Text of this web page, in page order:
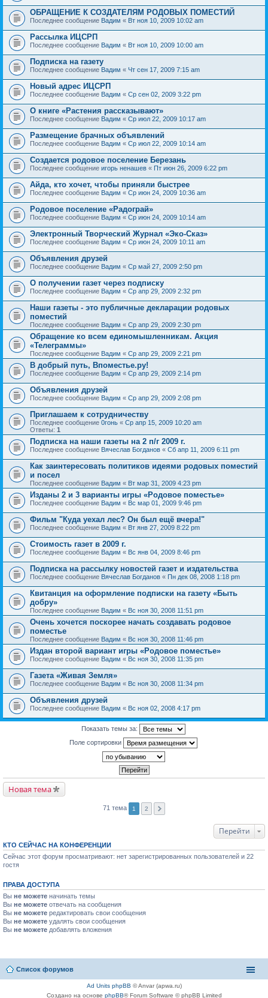
ОБРАЩЕНИЕ К СОЗДАТЕЛЯМ РОДОВЫХ ПОМЕСТИЙ
Последнее сообщение Вадим « Вт ноя 10, 2009 10:02 am
Рассылка ИЦСРП
Последнее сообщение Вадим « Вт ноя 10, 2009 10:00 am
Подписка на газету
Последнее сообщение Вадим « Чт сен 17, 2009 7:15 am
Новый адрес ИЦСРП
Последнее сообщение Вадим « Ср сен 02, 2009 3:22 pm
О книге «Растения рассказывают»
Последнее сообщение Вадим « Ср июл 22, 2009 10:17 am
Размещение брачных объявлений
Последнее сообщение Вадим « Ср июл 22, 2009 10:14 am
Создается родовое поселение Березань
Последнее сообщение игорь ненашев « Пт июн 26, 2009 6:22 pm
Айда, кто хочет, чтобы приняли быстрее
Последнее сообщение Вадим « Ср июн 24, 2009 10:36 am
Родовое поселение «Радограй»
Последнее сообщение Вадим « Ср июн 24, 2009 10:14 am
Электронный Творческий Журнал «Эко-Сказ»
Последнее сообщение Вадим « Ср июн 24, 2009 10:11 am
Объявления друзей
Последнее сообщение Вадим « Ср май 27, 2009 2:50 pm
О получении газет через подписку
Последнее сообщение Вадим « Ср апр 29, 2009 2:32 pm
Наши газеты - это публичные декларации родовых
поместий
Последнее сообщение Вадим « Ср апр 29, 2009 2:30 pm
Обращение ко всем единомышленникам. Акция
«Телеграммы»
Последнее сообщение Вадим « Ср апр 29, 2009 2:21 pm
В добрый путь, Впоместье.ру!
Последнее сообщение Вадим « Ср апр 29, 2009 2:14 pm
Объявления друзей
Последнее сообщение Вадим « Ср апр 29, 2009 2:08 pm
Приглашаем к сотрудничеству
Последнее сообщение 0гонь « Ср апр 15, 2009 10:20 am
Ответы: 1
Подписка на наши газеты на 2 п/г 2009 г.
Последнее сообщение Вячеслав Богданов « Сб апр 11, 2009 6:11 pm
Как заинтересовать политиков идеями родовых поместий
и посел
Последнее сообщение Вадим « Вт мар 31, 2009 4:23 pm
Изданы 2 и 3 варианты игры «Родовое поместье»
Последнее сообщение Вадим « Вс мар 01, 2009 9:46 pm
Фильм "Куда уехал лес? Он был ещё вчера!"
Последнее сообщение Вадим « Вт янв 27, 2009 8:22 pm
Стоимость газет в 2009 г.
Последнее сообщение Вадим « Вс янв 04, 2009 8:46 pm
Подписка на рассылку новостей газет и издательства
Последнее сообщение Вячеслав Богданов « Пн дек 08, 2008 1:18 pm
Квитанция на оформление подписки на газету «Быть
добру»
Последнее сообщение Вадим « Вс ноя 30, 2008 11:51 pm
Очень хочется поскорее начать создавать родовое
поместье
Последнее сообщение Вадим « Вс ноя 30, 2008 11:46 pm
Издан второй вариант игры «Родовое поместье»
Последнее сообщение Вадим « Вс ноя 30, 2008 11:35 pm
Газета «Живая Земля»
Последнее сообщение Вадим « Вс ноя 30, 2008 11:34 pm
Объявления друзей
Последнее сообщение Вадим « Вс ноя 02, 2008 4:17 pm
Показать темы за:
Поле сортировки
Новая тема
71 тема 1 2
Перейти
КТО СЕЙЧАС НА КОНФЕРЕНЦИИ
Сейчас этот форум просматривают: нет зарегистрированных пользователей и 22
гостя
ПРАВА ДОСТУПА
Вы не можете начинать темы
Вы не можете отвечать на сообщения
Вы не можете редактировать свои сообщения
Вы не можете удалять свои сообщения
Вы не можете добавлять вложения
Список форумов
Ad Units phpBB © Anvar (apwa.ru)
Создано на основе phpBB® Forum Software © phpBB Limited